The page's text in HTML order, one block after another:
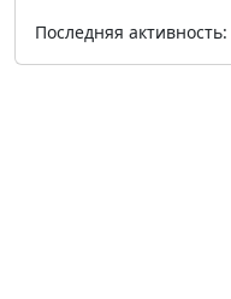
Последняя активность: